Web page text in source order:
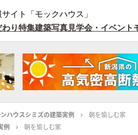
イト「モックハウス」
わり特集建築写真見学会・イベント
ハウスシミズの建築実例
朝を愉しむ家
例 朝を愉しむ家